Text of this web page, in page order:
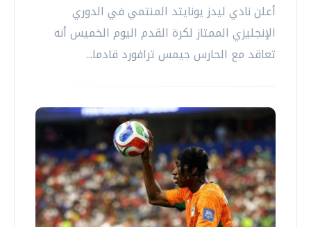
أعلن نادي ليدز يونايتد المنتمي في الدوري
الإنجليزي الممتاز لكرة القدم اليوم الخميس أنه
تعاقد مع الحارس جيمس ترافورد قادما...